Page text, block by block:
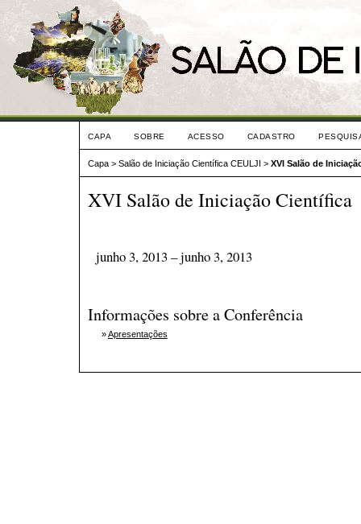
CAPA SOBRE ACESSO CADASTRO
Capa > Salão de Iniciação Científica CEULJI > XVI Salão de
XVI Salão de Iniciação Científica
junho 3, 2013 – junho 3, 2013
Informações sobre a Conferência
»Apresentações